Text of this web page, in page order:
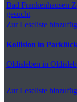
Bad Frankenhausen
gesucht
Zur Leseliste
Kollision in
Oldisleben in
Zur Leseliste